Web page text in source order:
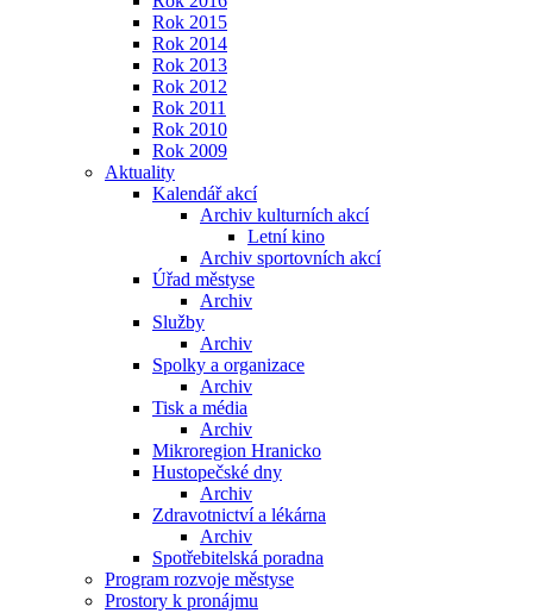
Rok 2015
Rok 2014
Rok 2013
Rok 2012
Rok 2011
Rok 2010
Rok 2009
Aktuality
Kalendář akcí
Archiv kulturních akcí
Letní kino
Archiv sportovních akcí
Úřad městyse
Archiv
Služby
Archiv
Spolky a organizace
Archiv
Tisk a média
Archiv
Mikroregion Hranicko
Hustopečské dny
Archiv
Zdravotnictví a lékárna
Archiv
Spotřebitelská poradna
Program rozvoje městyse
Prostory k pronájmu